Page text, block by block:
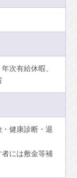
次有給休暇、
健康診断・退
には敷金等補